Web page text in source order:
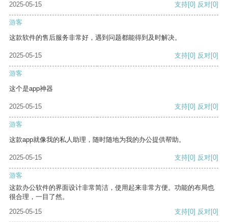
2025-05-15
支持[0] 反对[0]
游客
这款软件的售后服务非常好，遇到问题都能得到及时解决。
2025-05-15 支持[0] 反对[0]
游客
这个是app神器
2025-05-15 支持[0] 反对[0]
游客
这款app就像我的私人助理，随时随地为我的办公提供帮助。
2025-05-15 支持[0] 反对[0]
游客
这款办公软件的界面设计非常简洁，使用起来非常方便。功能的布局也
很合理，一目了然。
2025-05-15
支持[0] 反对[0]